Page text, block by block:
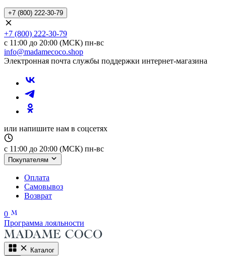
+7 (800) 222-30-79
+7 (800) 222-30-79
с 11:00 до 20:00 (МСК) пн-вс
info@madamecoco.shop
Электронная почта службы поддержки интернет-магазина
или напишите нам в соцсетях
с 11:00 до 20:00 (МСК) пн-вс
Покупателям
Оплата
Самовывоз
Возврат
0
Программа лояльности
Каталог